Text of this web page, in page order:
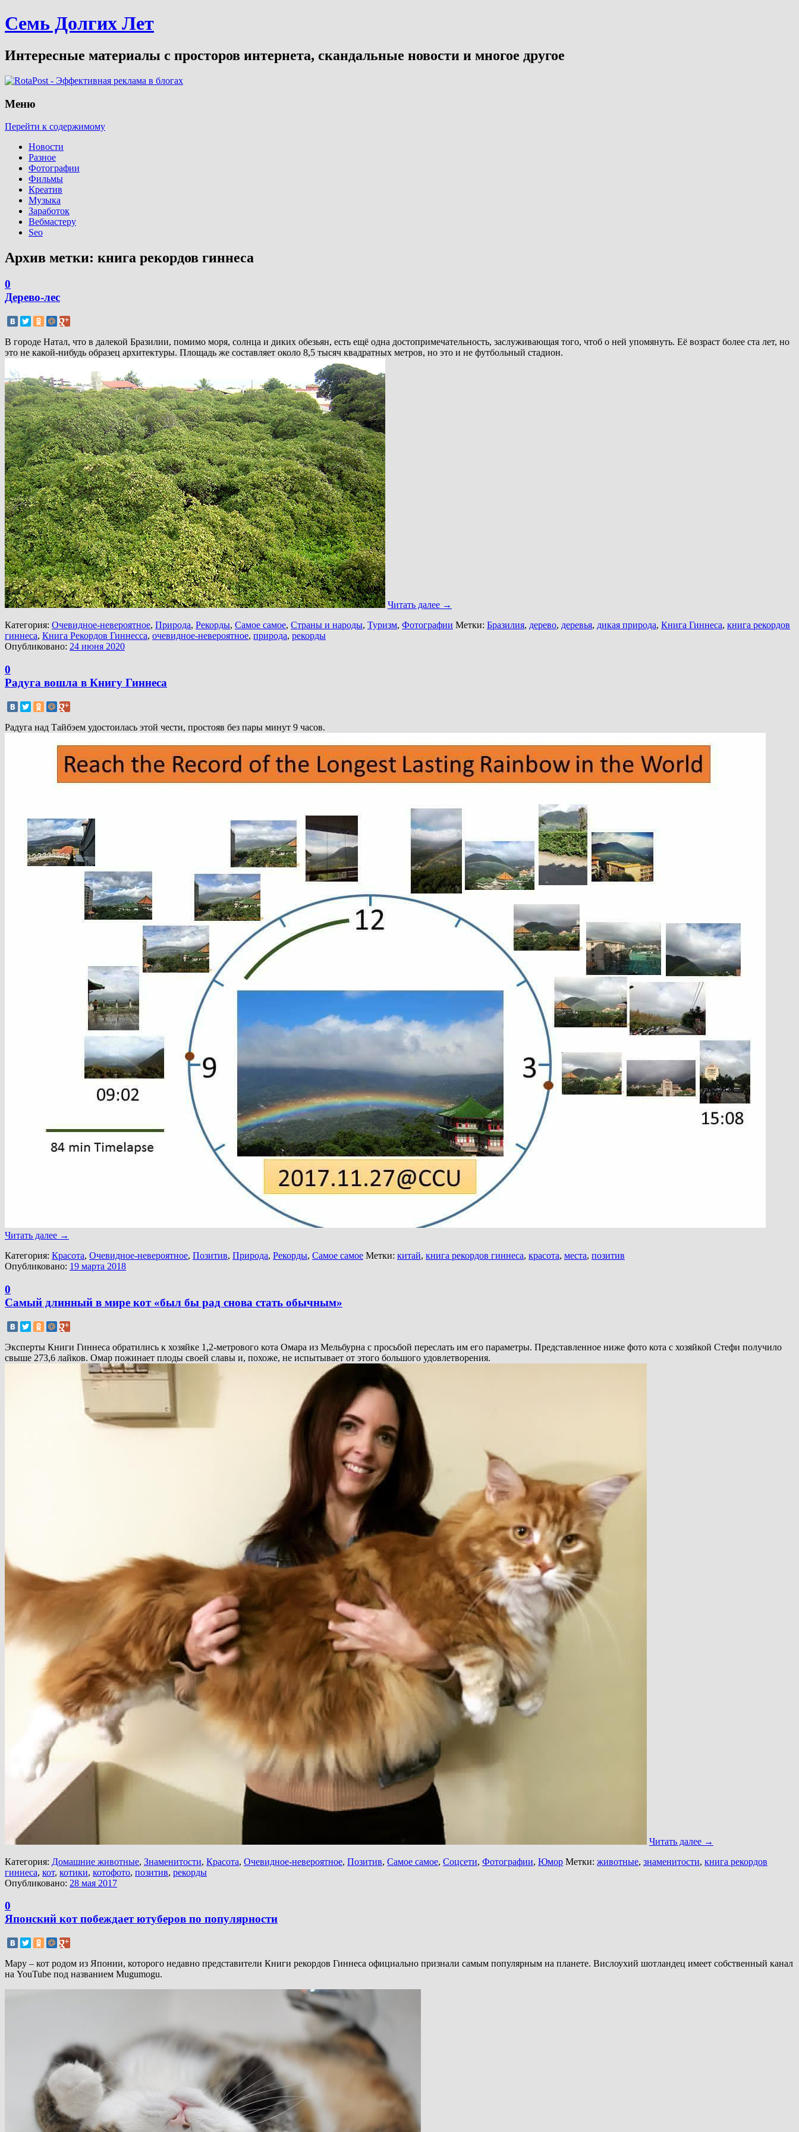
Семь Долгих Лет
Интересные материалы с просторов интернета, скандальные новости и многое другое
Меню
Перейти к содержимому
Новости
Разное
Фотографии
Фильмы
Креатив
Музыка
Заработок
Вебмастеру
Seo
Архив метки: книга рекордов гиннеса
0
Дерево-лес
В городе Натал, что в далекой Бразилии, помимо моря, солнца и диких обезьян, есть ещё одна достопримечательность, заслуживающая того, чтоб о ней упомянуть. Её возраст более ста лет, но
это не какой-нибудь образец архитектуры. Площадь же составляет около 8,5 тысяч квадратных метров, но это и не футбольный стадион.
Читать далее →
Категория: Очевидное-невероятное, Природа, Рекорды, Самое самое, Страны и народы, Туризм, Фотографии Метки: Бразилия, дерево, деревья, дикая природа, Книга Гиннеса, книга рекордов
гиннеса, Книга Рекордов Гиннесса, очевидное-невероятное, природа, рекорды
Опубликовано: 24 июня 2020
0
Радуга вошла в Книгу Гиннеса
Радуга над Тайбэем удостоилась этой чести, простояв без пары минут 9 часов.
Читать далее →
Категория: Красота, Очевидное-невероятное, Позитив, Природа, Рекорды, Самое самое Метки: китай, книга рекордов гиннеса, красота, места, позитив
Опубликовано: 19 марта 2018
0
Самый длинный в мире кот «был бы рад снова стать обычным»
Эксперты Книги Гиннеса обратились к хозяйке 1,2-метрового кота Омара из Мельбурна с просьбой переслать им его параметры. Представленное ниже фото кота с хозяйкой Стефи получило
свыше 273,6 лайков. Омар пожинает плоды своей славы и, похоже, не испытывает от этого большого удовлетворения.
Читать далее →
Категория: Домашние животные, Знаменитости, Красота, Очевидное-невероятное, Позитив, Самое самое, Соцсети, Фотографии, Юмор Метки: животные, знаменитости, книга рекордов
гиннеса, кот, котики, котофото, позитив, рекорды
Опубликовано: 28 мая 2017
0
Японский кот побеждает ютуберов по популярности
Мару – кот родом из Японии, которого недавно представители Книги рекордов Гиннеса официально признали самым популярным на планете. Вислоухий шотландец имеет собственный канал
на YouTube под названием Mugumogu.